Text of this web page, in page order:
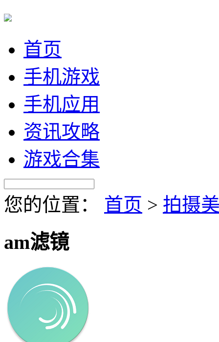
首页
手机游戏
手机应用
资讯攻略
游戏合集
您的位置： 首页 > 拍摄
am滤镜